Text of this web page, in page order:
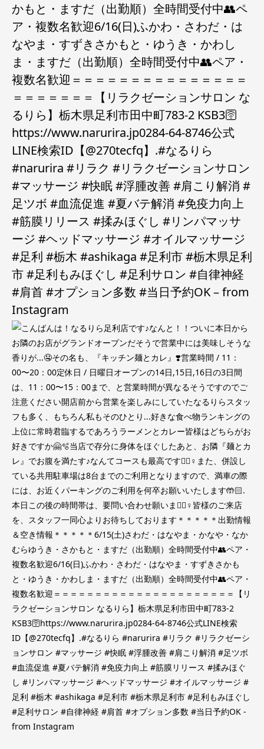
かもと・ますだ（出勤順）全時間受付中👥ペ
ア・複数名歓迎6/16(日)ふかわ・さわだ・は
なやま・すずきさかもと・ゆうき・かわし
ま・ますだ（出勤順）全時間受付中👥ペア・
複数名歓迎＝＝＝＝＝＝＝＝＝＝＝＝＝＝＝
＝＝＝＝＝＝＝【リラクゼーションサロン な
るりら】栃木県足利市田中町783-2 KSB3🛜
https://www.narurira.jp️0284-64-8746️公式
LINE検索ID【@270tecfq】.#なるりら
#narurira #リラク #リラクゼーションサロン
#マッサージ #快眠 #浮腫改善 #肩こり解消 #
足ツボ #血流促進 #夏バテ解消 #免疫力向上
#筋膜リリース #揉みほぐし #リンパマッサ
ージ #ヘッドマッサージ #オイルマッサージ
#足利 #栃木 #ashikaga #足利市 #栃木県足利
市 #足利もみほぐし #足利サロン #自律神経
#肩首 #オプション多数 #当日予約OK – from
Instagram